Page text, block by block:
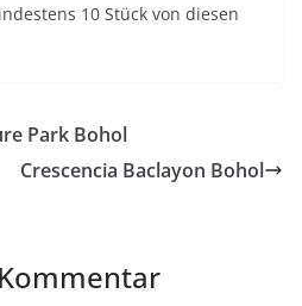
10 Stück von diesen
Park Bohol
Crescencia Baclayon Bohol